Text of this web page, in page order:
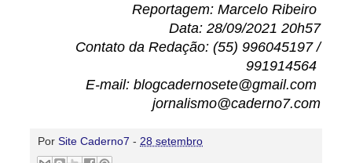
Reportagem: Marcelo Ribeiro
Data: 28/09/2021 20h57
Contato da Redação: (55) 996045197 /
991914564
E-mail: blogcadernosete@gmail.com
jornalismo@caderno7.com
Por Site Caderno7 - 28 setembro